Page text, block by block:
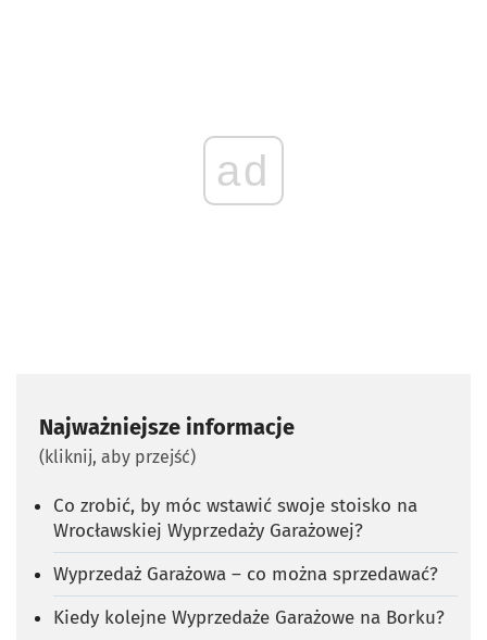
ad
Najważniejsze informacje
(kliknij, aby przejść)
Co zrobić, by móc wstawić swoje stoisko na
Wrocławskiej Wyprzedaży Garażowej?
Wyprzedaż Garażowa – co można sprzedawać?
Kiedy kolejne Wyprzedaże Garażowe na Borku?